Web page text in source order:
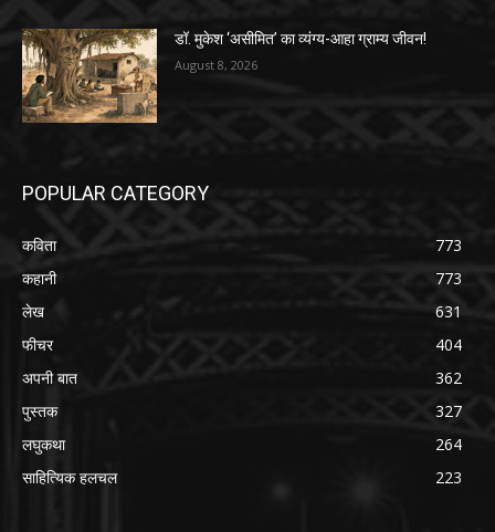
डॉ. मुकेश ‘असीमित’ का व्यंग्य-आहा ग्राम्य जीवन!
August 8, 2026
POPULAR CATEGORY
कविता
773
कहानी
773
लेख
631
फीचर
404
अपनी बात
362
पुस्तक
327
लघुकथा
264
साहित्यिक हलचल
223